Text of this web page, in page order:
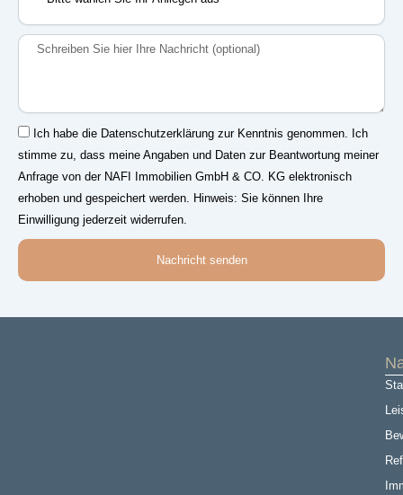
Sie
Ihr
Nachricht
Einwilligung
Ich habe die Datenschutzerklärung zur Kenntnis genommen. Ich
stimme zu, dass meine Angaben und Daten zur Beantwortung meiner
Anfrage von der NAFI Immobilien GmbH & CO. KG elektronisch
erhoben und gespeichert werden. Hinweis: Sie können Ihre
Einwilligung jederzeit widerrufen.
Nachricht senden